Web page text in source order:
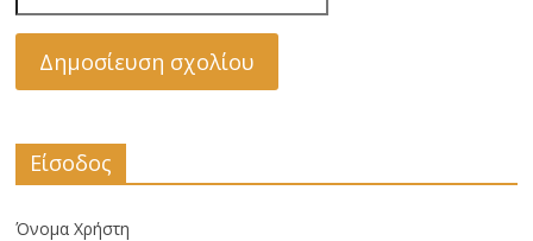
Είσοδος
Όνομα Χρήστη